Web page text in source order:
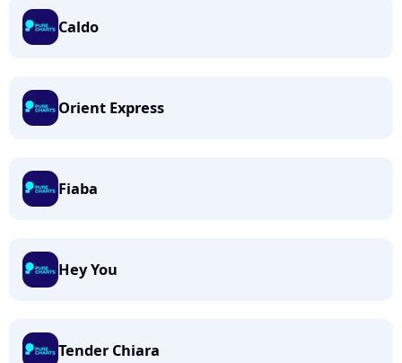
Caldo
Orient Express
Fiaba
Hey You
Tender Chiara